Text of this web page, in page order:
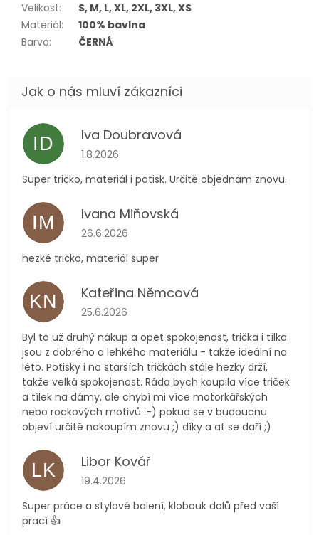
Velikost:
S, M, L, XL, 2XL, 3XL, XS
Materiál:
100% bavlna
Barva: ČERNÁ
ID Iva Doubravová
Hodnocení obchodu je 5 z 5 hvězdiček.
1.8.2026
Super tričko, materiál i potisk. Určitě objednám znovu.
IM Ivana Miňovská
Hodnocení obchodu je 5 z 5 hvězdiček.
26.6.2026
hezké tričko, materiál super
KN Kateřina Němcová
Hodnocení obchodu je 5 z 5 hvězdiček.
25.6.2026
Byl to už druhý nákup a opět spokojenost, trička i tílka
jsou z dobrého a lehkého materiálu - takže ideální na
léto. Potisky i na starších tričkách stále hezky drží,
takže velká spokojenost. Ráda bych koupila více triček
a tílek na dámy, ale chybí mi více motorkářských
nebo rockových motivů :-) pokud se v budoucnu
objeví určitě nakoupím znovu ;) díky a at se daří ;)
LK Libor Kovář
Hodnocení obchodu je 5 z 5 hvězdiček.
19.4.2026
Super práce a stylové balení, klobouk dolů před vaší
prací 👍